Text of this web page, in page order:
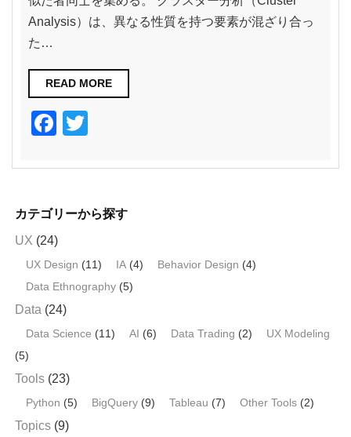
Analysis）は、異なる性質を持つ要素が混ざり合っ
た…
READ MORE
F
c
b
o
o
k
tt
カテゴリーから探す
UX (24)
UX Design (11) IA (4) Behavior Design (4)
Data Ethnography (5)
Data (24)
Data Science (11) AI (6) Data Trading (2)
UX Modeling
(5)
Tools (23)
Python (5) BigQuery (9) Tableau (7) Other Tools (2)
Topics (9)